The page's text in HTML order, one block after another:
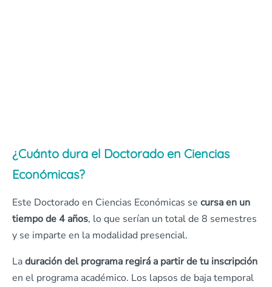
¿Cuánto dura el Doctorado en Ciencias
Económicas?
Este Doctorado en Ciencias Económicas se cursa en un
tiempo de 4 años, lo que serían un total de 8 semestres
y se imparte en la modalidad presencial.
Laduración del programa regirá a partir de tu inscripción
en el programa académico. Los lapsos de baja temporal